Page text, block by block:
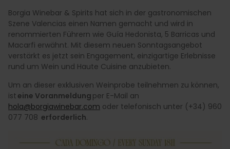
Borgia Winebar & Spirits hat sich in der gastronomischen
Szene Valencias einen Namen gemacht und wird in
renommierten Führern wie Guía Hedonista, 5 Barricas und
Macarfi erwähnt. Mit diesem neuen Sonntagsangebot
verstärkt es jetzt sein Engagement, einzigartige Erlebnisse
rund um Wein und Haute Cuisine anzubieten.
Um an dieser exklusiven Weinprobe teilnehmen zu können,
ist eine Voranmeldung per E-Mail an
hola@borgiawinebar.com oder telefonisch unter (+34) 960
077 708 erforderlich.